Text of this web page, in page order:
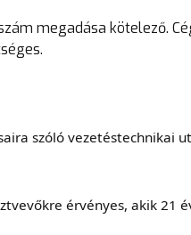
megadása kötelező.
szóló vezetéstechnikai
érvényes, akik 21